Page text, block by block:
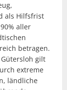
als Hilfsfrist
aller
betragen.
gilt
extreme
ländliche